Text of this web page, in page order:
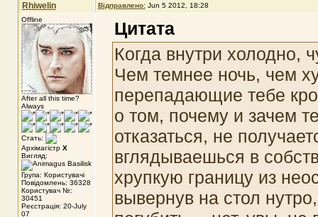
Rhiwelin Відправлено: Jun 5 2012, 18:28
Offline
After all this time?
Always
Стать:
Архімагістр X
Вигляд:
Група: Користувачі
Повідомлень: 36328
Користувач №:
30451
Реєстрація: 20-July
07
Цитата
Когда внутри холодно,
Чем темнее ночь, чем
перепадающие тебе
о том, почему и зачем
отказаться, не
вглядываешься в
хрупкую границу из
вывернув на стол